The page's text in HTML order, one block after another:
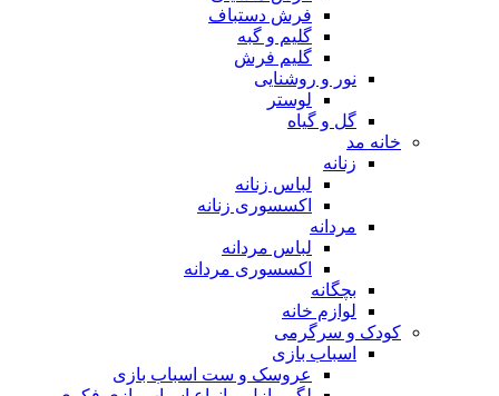
فرش دستباف
گلیم و گبه
گلیم فرش
نور و روشنایی
لوستر
گل و گیاه
خانه مد
زنانه
لباس زنانه
اکسسوری زنانه
مردانه
لباس مردانه
اکسسوری مردانه
بچگانه
لوازم خانه
کودک و سرگرمی
اسباب بازی
عروسک و ست اسباب بازی